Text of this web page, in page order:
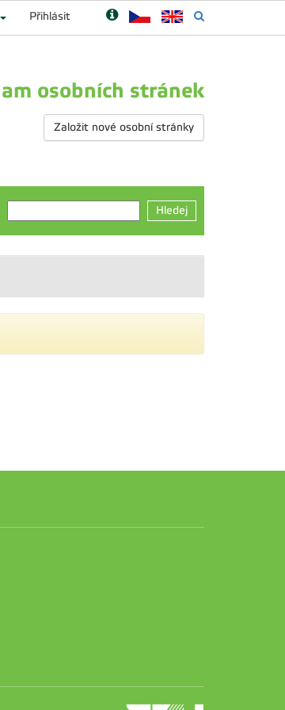
Přihlásit
osobních stránek
Založit nové osobní stránky
Hledej